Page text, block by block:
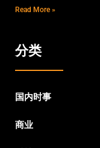
Read More »
分类
国内时事
商业